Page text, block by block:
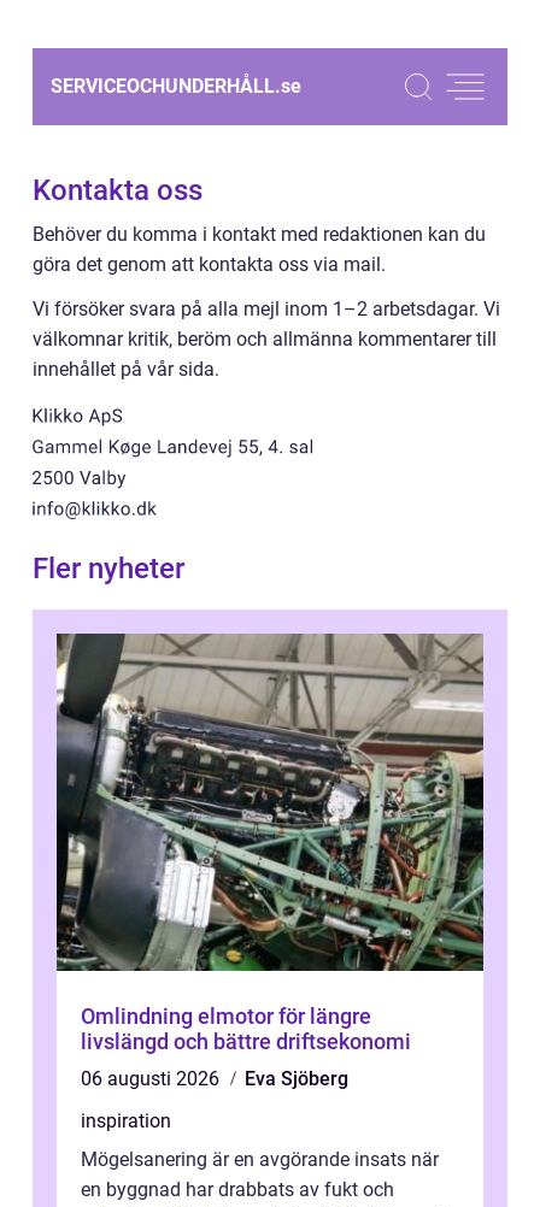
SERVICEOCHUNDERHÅLL.se
Kontakta oss
Behöver du komma i kontakt med redaktionen kan du
göra det genom att kontakta oss via mail.
Vi försöker svara på alla mejl inom 1–2 arbetsdagar. Vi
välkomnar kritik, beröm och allmänna kommentarer till
innehållet på vår sida.
Fler nyheter
Omlindning elmotor för längre
livslängd och bättre driftsekonomi
06 augusti 2026
Eva Sjöberg
inspiration
Mögelsanering är en avgörande insats när
en byggnad har drabbats av fukt och